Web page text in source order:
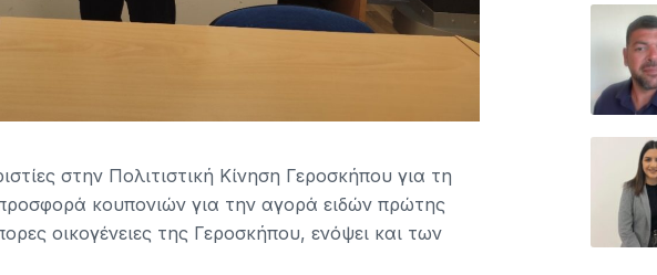
στην Πολιτιστική Κίνηση Γεροσκήπου για τη
προσφορά κουπονιών για την αγορά ειδών πρώτης
οικογένειες της Γεροσκήπου, ενόψει και των